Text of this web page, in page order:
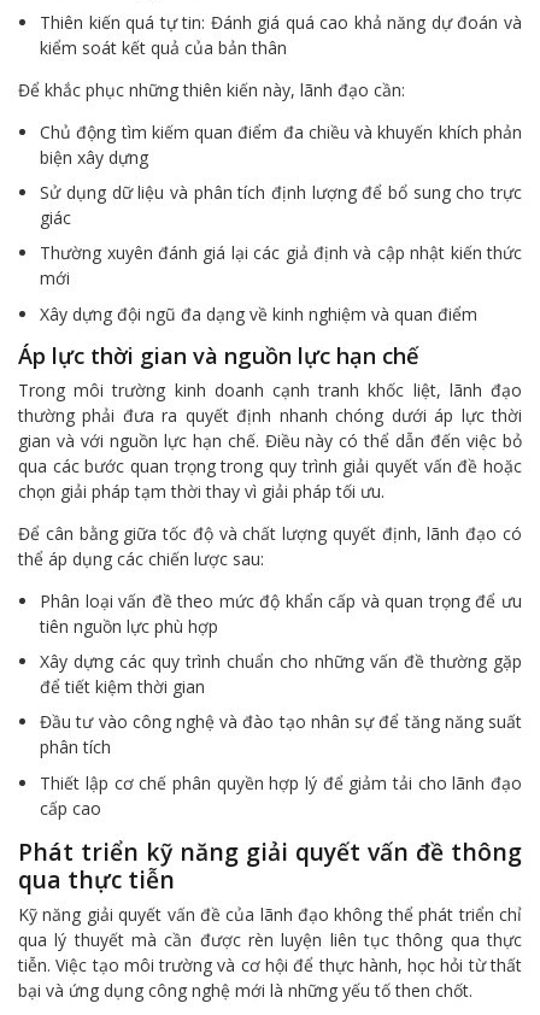
Thiên kiến quá tự tin: Đánh giá quá cao khả năng dự đoán và
kiểm soát kết quả của bản thân
Để khắc phục những thiên kiến này, lãnh đạo cần:
Chủ động tìm kiếm quan điểm đa chiều và khuyến khích phản
biện xây dựng
Sử dụng dữ liệu và phân tích định lượng để bổ sung cho trực
giác
Thường xuyên đánh giá lại các giả định và cập nhật kiến thức
mới
Xây dựng đội ngũ đa dạng về kinh nghiệm và quan điểm
Áp lực thời gian và nguồn lực hạn chế
Trong môi trường kinh doanh cạnh tranh khốc liệt, lãnh đạo
thường phải đưa ra quyết định nhanh chóng dưới áp lực thời
gian và với nguồn lực hạn chế. Điều này có thể dẫn đến việc bỏ
qua các bước quan trọng trong quy trình giải quyết vấn đề hoặc
chọn giải pháp tạm thời thay vì giải pháp tối ưu.
Để cân bằng giữa tốc độ và chất lượng quyết định, lãnh đạo có
thể áp dụng các chiến lược sau:
Phân loại vấn đề theo mức độ khẩn cấp và quan trọng để ưu
tiên nguồn lực phù hợp
Xây dựng các quy trình chuẩn cho những vấn đề thường gặp
để tiết kiệm thời gian
Đầu tư vào công nghệ và đào tạo nhân sự để tăng năng suất
phân tích
Thiết lập cơ chế phân quyền hợp lý để giảm tải cho lãnh đạo
cấp cao
Phát triển kỹ năng giải quyết vấn đề thông
qua thực tiễn
Kỹ năng giải quyết vấn đề của lãnh đạo không thể phát triển chỉ
qua lý thuyết mà cần được rèn luyện liên tục thông qua thực
tiễn. Việc tạo môi trường và cơ hội để thực hành, học hỏi từ thất
bại và ứng dụng công nghệ mới là những yếu tố then chốt.